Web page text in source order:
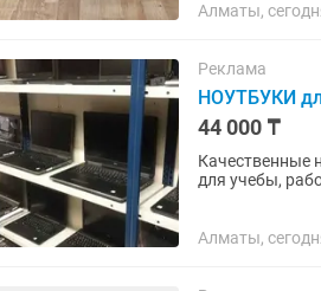
Алматы,
Реклама
НОУТБУКИ
44 000 ₸
Качественные
для учебы, работы,
Алматы,